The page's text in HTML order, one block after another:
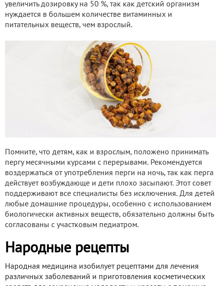
увеличить дозировку на 50 %, так как детский организм
нуждается в большем количестве витаминных и
питательных веществ, чем взрослый.
Помните, что детям, как и взрослым, положено принимать
пергу месячными курсами с перерывами. Рекомендуется
воздержаться от употребления перги на ночь, так как перга
действует возбуждающе и дети плохо засыпают. Этот совет
поддерживают все специалисты без исключения. Для детей
любые домашние процедуры, особенно с использованием
биологически активных веществ, обязательно должны быть
согласованы с участковым педиатром.
Народные рецепты
Народная медицина изобилует рецептами для лечения
различных заболеваний и приготовления косметических